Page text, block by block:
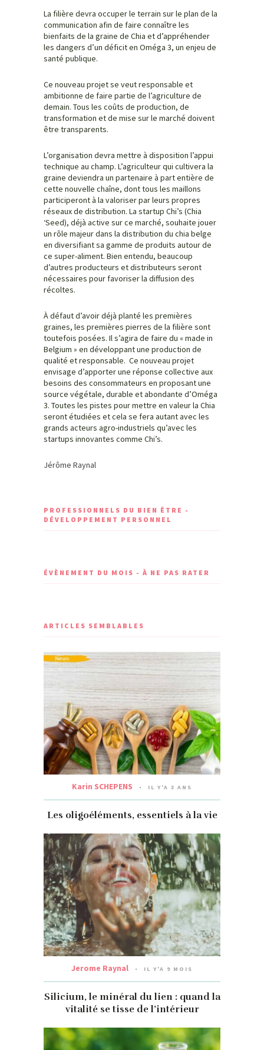
La filière devra occuper le terrain sur le plan de la
communication afin de faire connaître les
bienfaits de la graine de Chia et d’appréhender
les dangers d’un déficit en Oméga 3, un enjeu de
santé publique.
Ce nouveau projet se veut responsable et
ambitionne de faire partie de l’agriculture de
demain. Tous les coûts de production, de
transformation et de mise sur le marché doivent
être transparents.
L’organisation devra mettre à disposition l’appui
technique au champ. L’agriculteur qui cultivera la
graine deviendra un partenaire à part entière de
cette nouvelle chaîne, dont tous les maillons
participeront à la valoriser par leurs propres
réseaux de distribution. La startup Chi’s (Chia
‘Seed), déjà active sur ce marché, souhaite jouer
un rôle majeur dans la distribution du chia belge
en diversifiant sa gamme de produits autour de
ce super-aliment. Bien entendu, beaucoup
d’autres producteurs et distributeurs seront
nécessaires pour favoriser la diffusion des
récoltes.
À défaut d’avoir déjà planté les premières
graines, les premières pierres de la filière sont
toutefois posées. Il s’agira de faire du « made in
Belgium » en développant une production de
qualité et responsable. Ce nouveau projet
envisage d’apporter une réponse collective aux
besoins des consommateurs en proposant une
source végétale, durable et abondante d’Oméga
3. Toutes les pistes pour mettre en valeur la Chia
seront étudiées et cela se fera autant avec les
grands acteurs agro-industriels qu’avec les
startups innovantes comme Chi’s.
Jérôme Raynal
PROFESSIONNELS DU BIEN ÊTRE -
DÉVELOPPEMENT PERSONNEL
ÉVÈNEMENT DU MOIS - À NE PAS RATER
ARTICLES SEMBLABLES
Karin SCHEPENS IL Y'A 3 ANS
Les oligoéléments, essentiels à la vie
Jerome Raynal IL Y'A 9 MOIS
Silicium, le minéral du lien : quand la
vitalité se tisse de l’intérieur